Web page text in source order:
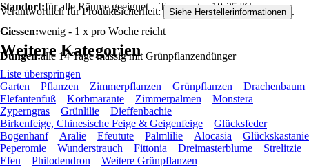
Standort:für alle Räume geeignet – Temperatur 18-25 °C
Giessen:wenig - 1 x pro Woche reicht
Düngen:alle 14 Tage mässig mit Grünpflanzendünger
Verantwortlich für Produktsicherheit: Siehe Herstellerinformationen .
Weitere Kategorien
Liste überspringen
Garten
Pflanzen Zimmerpflanzen Grünpflanzen
Drachenbaum
Elefantenfuß
Korbmarante Zimmerpalmen
Monstera
Zyperngras
Grünlilie
Dieffenbachie
Birkenfeige, Chinesische Feige & Geigenfeige
Glücksfeder
Bogenhanf
Aralie Efeutute Palmlilie Alocasia
Glückskastanie
Peperomie
Wunderstrauch Fittonia Dreimasterblume
Strelitzie
Efeu
Philodendron Weitere Grünpflanzen